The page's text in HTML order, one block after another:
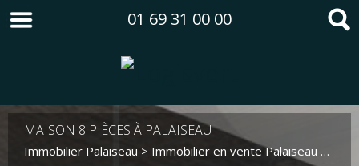
01 69 31 00 00
MAISON 8 PIÈCES À PALAISEAU
Immobilier Palaiseau > Immobilier en vente Palaiseau >